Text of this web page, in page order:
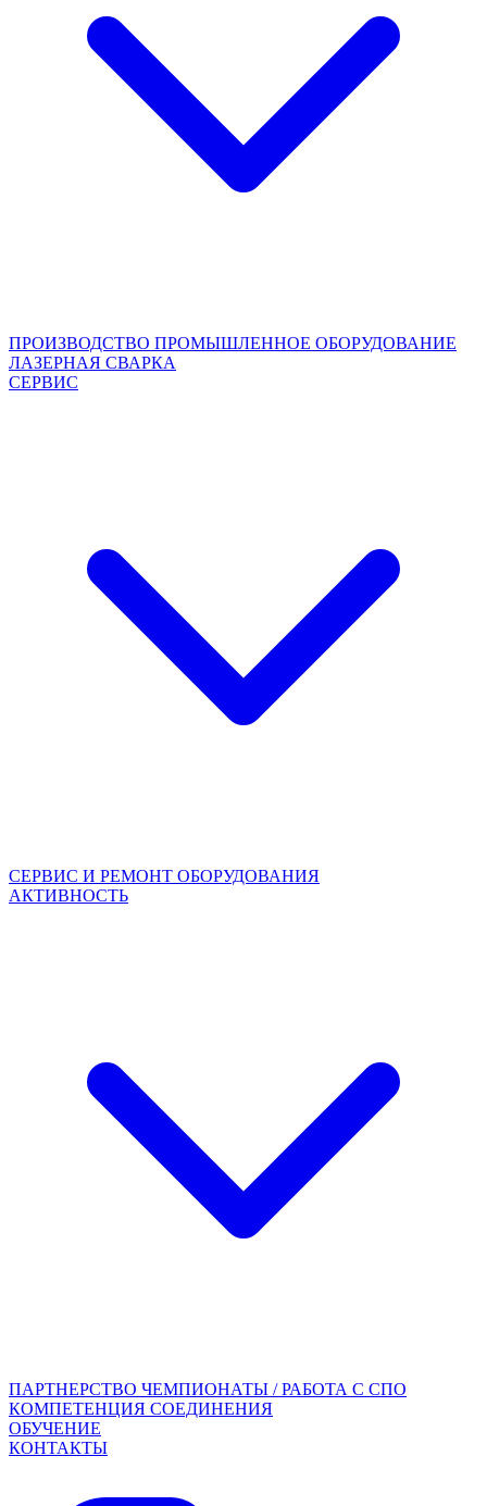
ПРОИЗВОДСТВО ПРОМЫШЛЕННОЕ ОБОРУДОВАНИЕ
ЛАЗЕРНАЯ СВАРКА
СЕРВИС
СЕРВИС И РЕМОНТ ОБОРУДОВАНИЯ
АКТИВНОСТЬ
ПАРТНЕРСТВО ЧЕМПИОНАТЫ / РАБОТА С СПО
КОМПЕТЕНЦИЯ СОЕДИНЕНИЯ
ОБУЧЕНИЕ
КОНТАКТЫ